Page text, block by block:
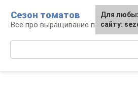
контенту
Сезон томатов
Всё про выращивание помидоров
Для
сайту: